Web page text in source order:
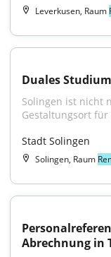
Leverkusen, Raum
Duales
Solingen ist nicht
Gestaltungsort
Stadt Solingen
Solingen, Raum
Abrechnung in